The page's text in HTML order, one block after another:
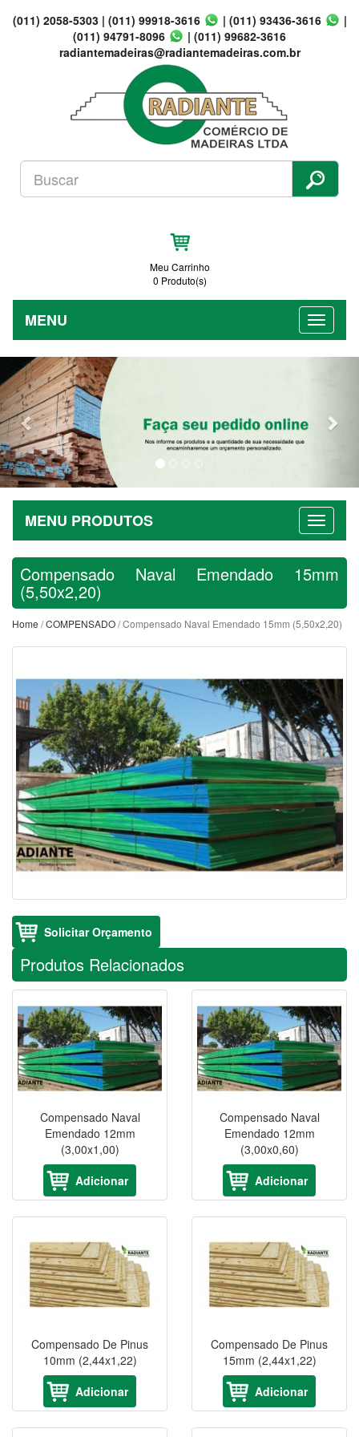
(011) 2058-5303| (011) 99918-3616 | (011) 93436-3616
|
(011) 94791-8096
| (011) 99682-3616
radiantemadeiras@radiantemadeiras.com.br
Meu Carrinho
0 Produto(s)
MENU
Previous
MENU PRODUTOS
Compensado Naval Emendado 15mm
(5,50x2,20)
Home /COMPENSADO/ Compensado Naval Emendado 15mm (5,50x2,20)
Solicitar Orçamento
Produtos Relacionados
Compensado Naval
Emendado 12mm
(3,00x1,00)
Adicionar
Compensado Naval
Emendado 12mm
(3,00x0,60)
Adicionar
Compensado De Pinus
10mm (2,44x1,22)
Adicionar
Compensado De Pinus
15mm (2,44x1,22)
Adicionar